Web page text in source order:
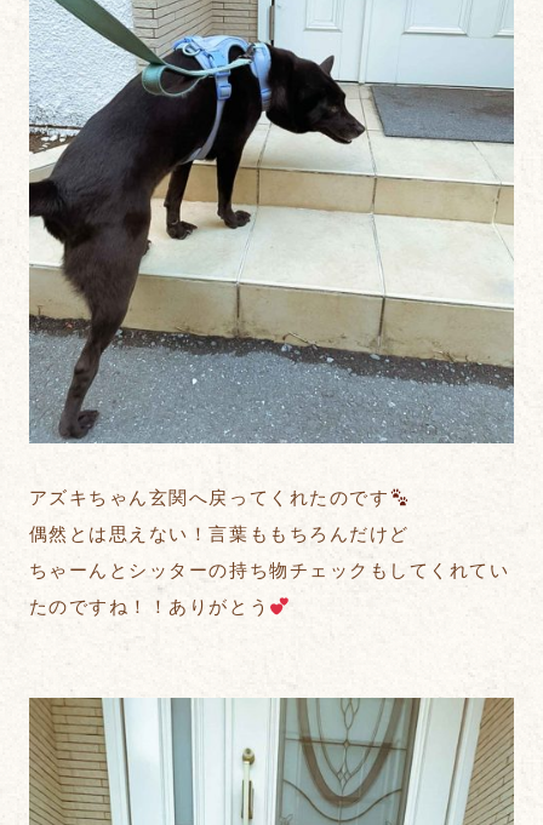
アズキちゃん玄関へ戻ってくれたのです
偶然とは思えない！言葉ももちろんだけど
ちゃーんとシッターの持ち物チェックもしてくれてい
たのですね！！ありがとう